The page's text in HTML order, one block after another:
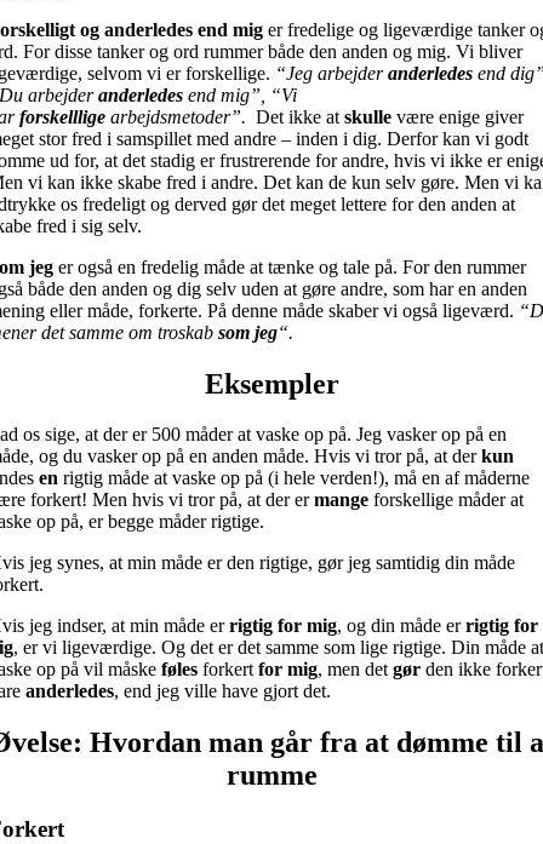
og anderledes end miger fredelige og ligeværdige tanker
For disse tanker og ord rummer både den anden og mig. Vi bliver
selvom vi er forskellige. “Jeg arbejderanderledes end
arbejderanderledesend mig”, “Vi
forskellligearbejdsmetoder”. Det ikke atskullevære enige giver
stor fred i samspillet med andre – inden i dig. Derfor kan vi godt
ud for, at det stadig er frustrerende for andre, hvis vi ikke er
vi kan ikke skabe fred i andre. Det kan de kun selv gøre. Men vi
os fredeligt og derved gør det meget lettere for den anden at
fred i sig selv.
jeger også en fredelig måde at tænke og tale på. For den rummer
både den anden og dig selv uden at gøre andre, som har en anden
eller måde, forkerte. På denne måde skaber vi også ligeværd.
det samme om troskabsom jeg“.
Eksempler
os sige, at der er 500 måder at vaske op på. Jeg vasker op på en
og du vasker op på en anden måde. Hvis vi tror på, at derkun
en rigtig måde at vaske op på (i hele verden!), må en af måderne
forkert! Men hvis vi tror på, at der ermange forskellige måder at
op på, er begge måder rigtige.
jeg synes, at min måde er den rigtige, gør jeg samtidig din måde
jeg indser, at min måde errigtig for mig, og din måde errigtig for
, er vi ligeværdige. Og det er det samme som lige rigtige. Din måde
op på vil måskeføles forkertfor mig, men detgør den ikke
anderledes, end jeg ville have gjort det.
Hvordan man går fra at dømme til
rumme